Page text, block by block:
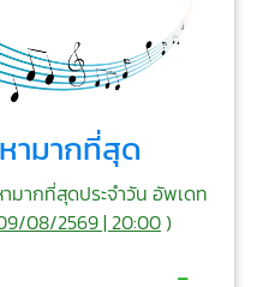
ามากที่สุด
ากที่สุดประจำวัน อัพเดท
08/2569 | 20:00)
-